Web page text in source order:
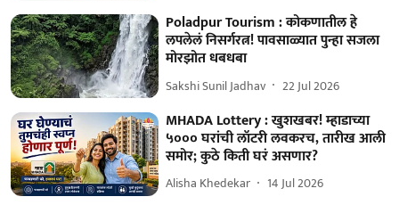
Poladpur Tourism : कोकणातील हे
लपलेलं निसर्गरत्न! पावसाळ्यात पुन्हा सजला
मोरझोत धबधबा
Sakshi Sunil Jadhav 22 Jul 2026
MHADA Lottery : खुशखबर! म्हाडाच्या
५००० घरांची लॉटरी लवकरच, तारीख आली
समोर; कुठे किती घरं असणार?
Alisha Khedekar 14 Jul 2026